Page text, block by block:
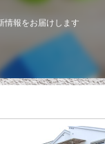
情報をお届けします